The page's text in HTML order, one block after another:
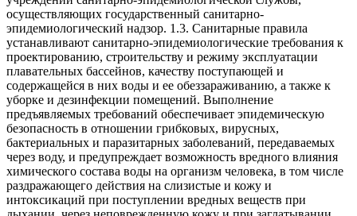
осуществляющих государственный санитарно-
эпидемиологический надзор. 1.3. Санитарные правила
устанавливают санитарно-эпидемиологические требования к
проектированию, строительству и режиму эксплуатации
плавательных бассейнов, качеству поступающей и
содержащейся в них воды и ее обеззараживанию, а также к
уборке и дезинфекции помещений. Выполнение
предъявляемых требований обеспечивает эпидемическую
безопасность в отношении грибковых, вирусных,
бактериальных и паразитарных заболеваний, передаваемых
через воду, и предупреждает возможность вредного влияния
химического состава воды на организм человека, в том числе
раздражающего действия на слизистые и кожу и
интоксикаций при поступлении вредных веществ при